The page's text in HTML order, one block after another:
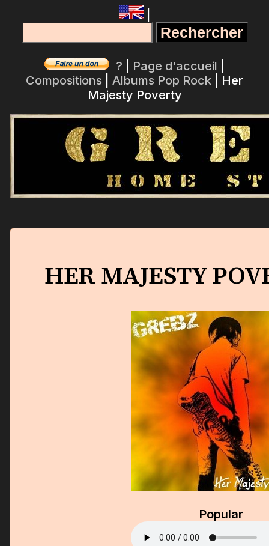
|
? Page d'accueil
Compositions
Albums Pop Rock | Her
Majesty Poverty
HER MAJESTY
Popular